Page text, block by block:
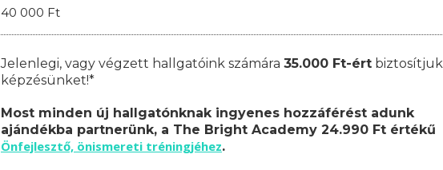
40 000 Ft
Jelenlegi, vagy végzett hallgatóink számára 35.000 Ft-ért biztosítjuk
képzésünket!*
Most minden új hallgatónknak ingyenes hozzáférést adunk
ajándékba partnerünk, a The Bright Academy 24.990 Ft értékű
Önfejlesztő, önismereti tréningjéhez.